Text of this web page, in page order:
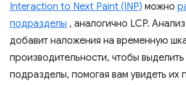
Interaction to Next Paint (INP) можно
подразделы , аналогично LCP. Анализ
добавит наложения на временную
производительности, чтобы выделить
подразделы, помогая вам увидеть их